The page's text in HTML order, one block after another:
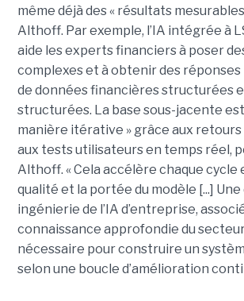
même déjà des « résultats
Althoff. Par exemple, l’IA intégrée à
aide les experts financiers à poser
complexes et à obtenir des
de données financières structurées
structurées. La base sous-jacente
manière itérative » grâce aux
aux tests utilisateurs en temps réel,
Althoff. « Cela accélère chaque cycle
qualité et la portée du modèle [...]
ingénierie de l’IA d’entreprise,
connaissance approfondie du
nécessaire pour construire un
selon une boucle d’amélioration